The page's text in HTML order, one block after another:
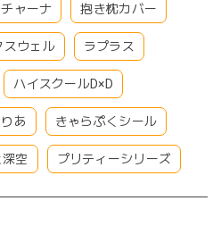
ャーナ 抱き枕カバー
スウェル ラプラス
ハイスクールD×D
あ きゃらぷくシール
空 プリティーシリーズ